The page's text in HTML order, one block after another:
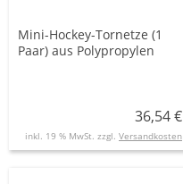
Mini-Hockey-Tornetze (1
Paar) aus Polypropylen
36,54 €
inkl. 19 % MwSt. zzgl. Versandkosten